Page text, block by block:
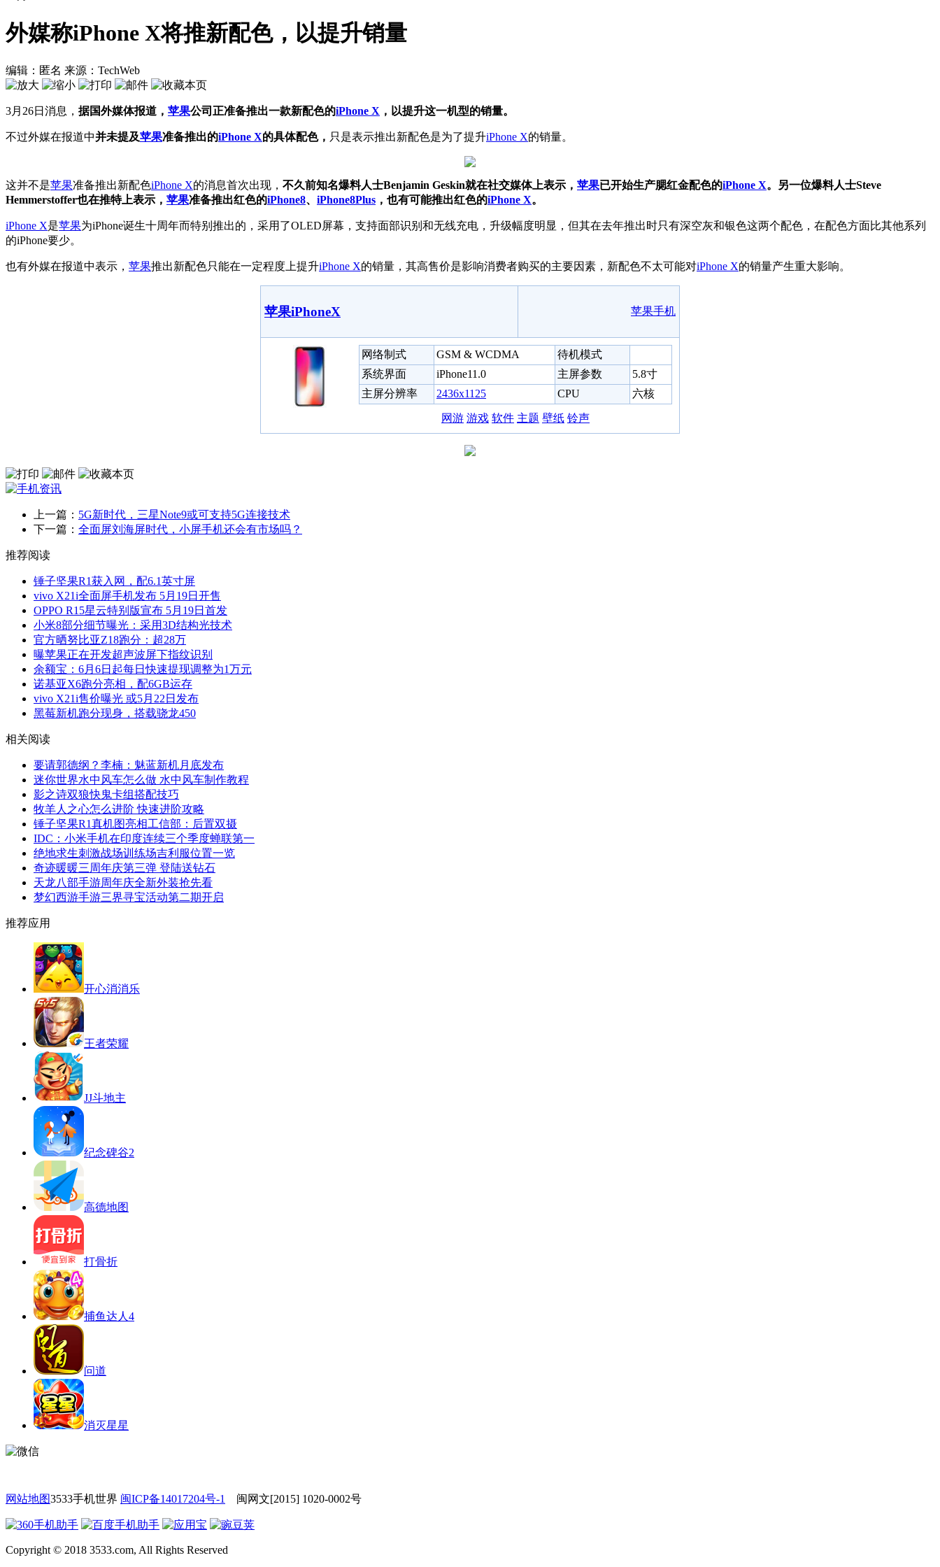
外媒称iPhone X将推新配色，以提升销量
编辑：匿名 来源：TechWeb
3月26日消息， 据国外媒体报道， 苹果公司正准备推出一款新配色的iPhone X ，以提升这一机型的销量。
不过外媒在报道中并未提及苹果准备推出的iPhone X的具体配色， 只是表示推出新配色是为了提升iPhone X的销量。
这并不是苹果准备推出新配色iPhone X的消息首次出现， 不久前知名爆料人士Benjamin Geskin就在社交媒体上表示， 苹果已开始生产腮红金配色的iPhone X。另一位爆料人士Steve
Hemmerstoffer也在推特上表示， 苹果准备推出红色的iPhone8、 iPhone8Plus ，也有可能推出红色的iPhone X。
iPhone X是苹果为iPhone诞生十周年而特别推出的，采用了OLED屏幕，支持面部识别和无线充电，升级幅度明显，但其在去年推出时只有深空灰和银色这两个配色，在配色方面比其他系列
的iPhone要少。
也有外媒在报道中表示， 苹果推出新配色只能在一定程度上提升iPhone X的销量，其高售价是影响消费者购买的主要因素，新配色不太可能对iPhone X的销量产生重大影响。
苹果iPhoneX 苹果手机
网络制式 GSM & WCDMA
待机模式
系统界面
iPhone11.0 主屏参数
5.8寸
主屏分辨率
2436x1125 CPU 六核
网游 游戏 软件 主题 壁纸 铃声
上一篇： 5G新时代，三星Note9或可支持5G连接技术
下一篇： 全面屏刘海屏时代，小屏手机还会有市场吗？
推荐阅读
锤子坚果R1获入网，配6.1英寸屏
vivo X21i全面屏手机发布 5月19日开售
OPPO R15星云特别版宣布 5月19日首发
小米8部分细节曝光：采用3D结构光技术
官方晒努比亚Z18跑分：超28万
曝苹果正在开发超声波屏下指纹识别
余额宝：6月6日起每日快速提现调整为1万元
诺基亚X6跑分亮相，配6GB运存
vivo X21i售价曝光 或5月22日发布
黑莓新机跑分现身，搭载骁龙450
相关阅读
要请郭德纲？李楠：魅蓝新机月底发布
迷你世界水中风车怎么做 水中风车制作教程
影之诗双狼快鬼卡组搭配技巧
牧羊人之心怎么进阶 快速进阶攻略
锤子坚果R1真机图亮相工信部：后置双摄
IDC：小米手机在印度连续三个季度蝉联第一
绝地求生刺激战场训练场吉利服位置一览
奇迹暖暖三周年庆第三弹 登陆送钻石
天龙八部手游周年庆全新外装抢先看
梦幻西游手游三界寻宝活动第二期开启
推荐应用
开心消消乐
王者荣耀
JJ斗地主
纪念碑谷2
高德地图
打骨折
捕鱼达人4
问道
消灭星星
网站地图3533手机世界 闽ICP备14017204号-1 闽网文[2015] 1020-0002号
Copyright © 2018 3533.com, All Rights Reserved